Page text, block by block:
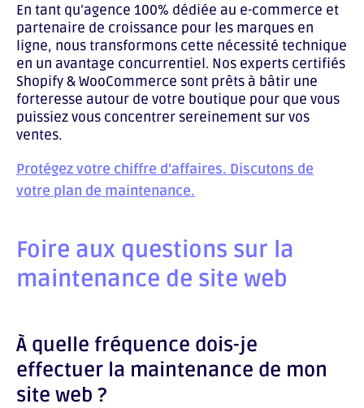
En tant qu’agence 100% dédiée au e-commerce et
partenaire de croissance pour les marques en
ligne, nous transformons cette nécessité technique
en un avantage concurrentiel. Nos experts certifiés
Shopify & WooCommerce sont prêts à bâtir une
forteresse autour de votre boutique pour que vous
puissiez vous concentrer sereinement sur vos
ventes.
Protégez votre chiffre d’affaires. Discutons de
votre plan de maintenance.
Foire aux questions sur la
maintenance de site web
À quelle fréquence dois-je
effectuer la maintenance de mon
site web ?